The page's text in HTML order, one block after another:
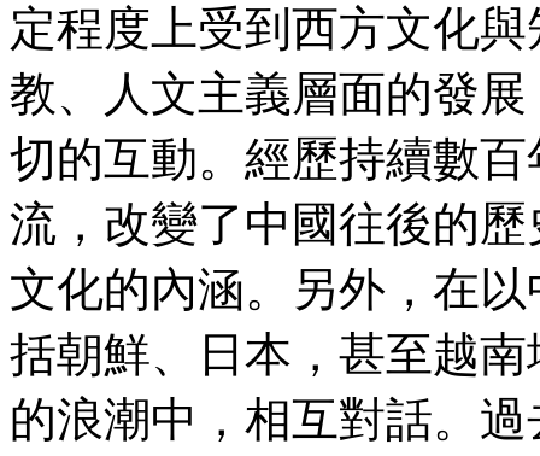
定程度上受到西方文化
教、人文主義層面的發
切的互動。經歷持續數
流，改變了中國往後的
文化的內涵。另外，在
括朝鮮、日本，甚至越
的浪潮中，相互對話。